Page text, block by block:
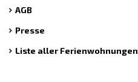
AGB
Presse
Liste aller Ferienwohnungen